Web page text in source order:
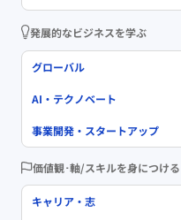
発展的なビジネスを学ぶ
グローバル
AI・テクノベート
事業開発・スタートアップ
価値観･軸/スキルを身につける
キャリア・志